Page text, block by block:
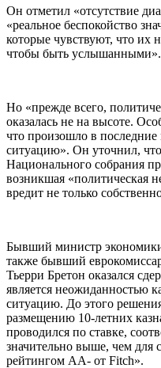
Он отметил «отсутствие
«реальное беспокойство
которые чувствуют, что их
чтобы быть услышанными».
Но «прежде всего,
оказалась не на высоте.
что произошло в
ситуацию». Он уточнил, что
Национального собрания
возникшая «политическая
вредит не только
Бывший министр
также бывший
Тьерри Бретон оказался
является неожиданностью
ситуацию. До этого
размещению 10-летних
проводился по ставке,
значительно выше, чем для
рейтингом АА- от Fitch».